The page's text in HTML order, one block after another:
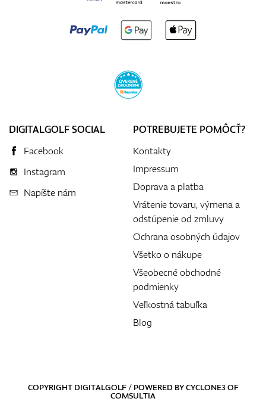
DIGITALGOLF SOCIAL
Facebook
Instagram
Napíšte nám
POTREBUJETE POMÔCŤ?
Kontakty
Impressum
Doprava a platba
Vrátenie tovaru, výmena a
odstúpenie od zmluvy
Ochrana osobných údajov
Všetko o nákupe
Všeobecné obchodné
podmienky
Veľkostná tabuľka
Blog
COPYRIGHT DIGITALGOLF / POWERED BYCYCLONE3OF
COMSULTIA